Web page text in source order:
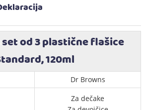
od 3 plastične flašice
120ml
Dr Browns
Za dečake